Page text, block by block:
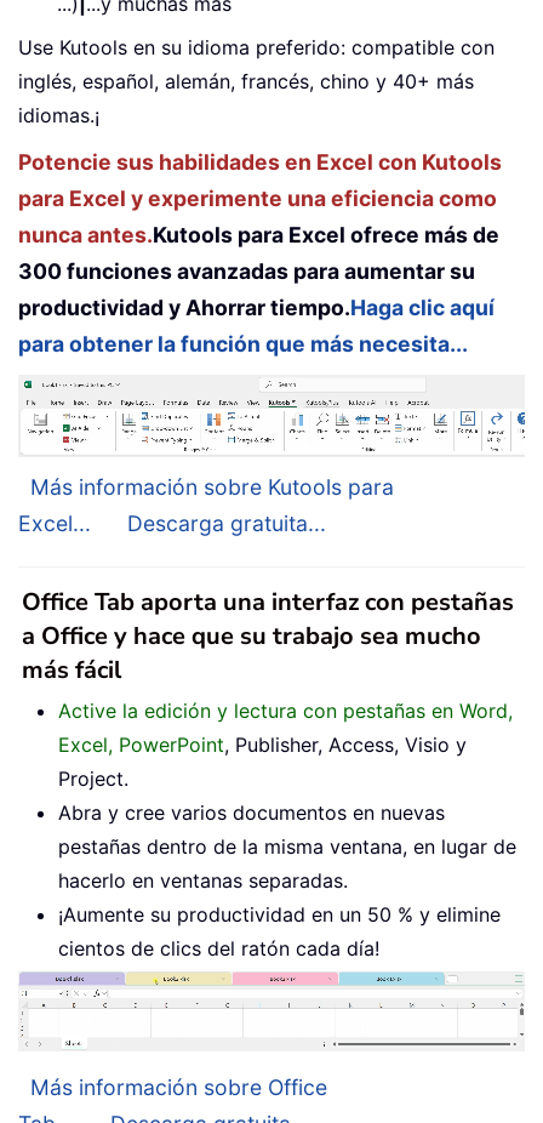
Use Kutools en su idioma preferido: compatible con
inglés, español, alemán, francés, chino y 40+ más
idiomas.¡
Potencie sus habilidades en Excel con Kutools
para Excel y experimente una eficiencia como
nunca antes.Kutools para Excel ofrece más de
300 funciones avanzadas para aumentar su
productividad y Ahorrar tiempo.Haga clic aquí
para obtener la función que más necesita...
Más información sobre Kutools para
Excel...
Descarga gratuita...
Office Tab aporta una interfaz con pestañas
a Office y hace que su trabajo sea mucho
más fácil
Active la edición y lectura con pestañas en Word,
Excel, PowerPoint, Publisher, Access, Visio y
Project.
Abra y cree varios documentos en nuevas
pestañas dentro de la misma ventana, en lugar de
hacerlo en ventanas separadas.
¡Aumente su productividad en un 50 % y elimine
cientos de clics del ratón cada día!
Más información sobre Office